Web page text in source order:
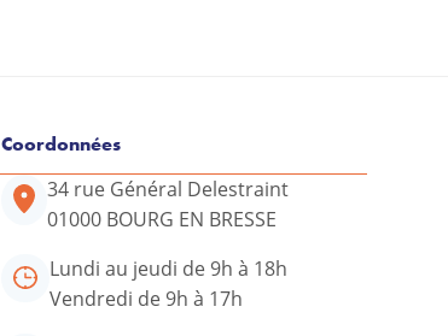
Coordonnées
34 rue Général Delestraint
01000 BOURG EN BRESSE
Lundi au jeudi de 9h à 18h
Vendredi de 9h à 17h